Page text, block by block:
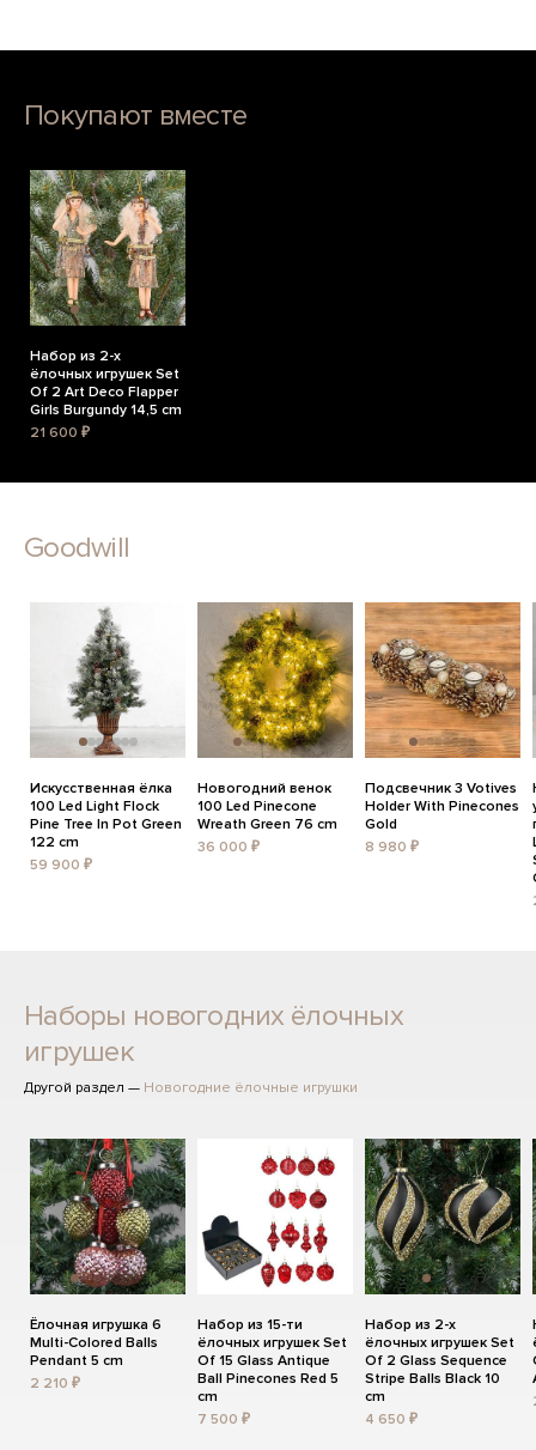
Покупают вместе
Набор из 2-х
ёлочных игрушек Set
Of 2 Art Deco Flapper
Girls Burgundy 14,5 cm
21 600 ₽
Goodwill
Искусственная ёлка
100 Led Light Flock
Pine Tree In Pot Green
122 cm
59 900 ₽
Новогодний венок
100 Led Pinecone
Wreath Green 76 cm
36 000 ₽
Подсвечник 3 Votives
Holder With Pinecones
Gold
8 980 ₽
Наборы новогодних ёлочных
игрушек
Другой раздел — Новогодние ёлочные игрушки
Ёлочная игрушка 6
Multi-Colored Balls
Pendant 5 cm
2 210 ₽
Набор из 15-ти
ёлочных игрушек Set
Of 15 Glass Antique
Ball Pinecones Red 5
cm
7 500 ₽
Набор из 2-х
ёлочных игрушек Set
Of 2 Glass Sequence
Stripe Balls Black 10
cm
4 650 ₽